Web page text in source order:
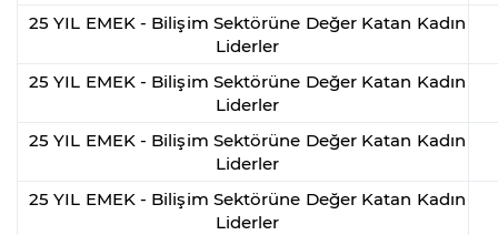
25 YIL EMEK - Bilişim Sektörüne Değer Katan Kadın
Liderler
25 YIL EMEK - Bilişim Sektörüne Değer Katan Kadın
Liderler
25 YIL EMEK - Bilişim Sektörüne Değer Katan Kadın
Liderler
25 YIL EMEK - Bilişim Sektörüne Değer Katan Kadın
Liderler